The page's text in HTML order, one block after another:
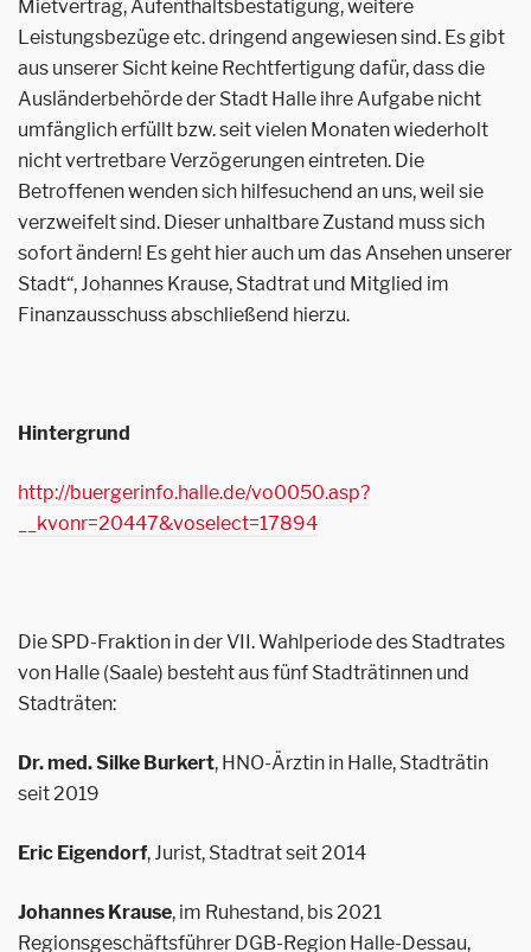
Mietvertrag, Aufenthaltsbestätigung, weitere
Leistungsbezüge etc. dringend angewiesen sind. Es gibt
aus unserer Sicht keine Rechtfertigung dafür, dass die
Ausländerbehörde der Stadt Halle ihre Aufgabe nicht
umfänglich erfüllt bzw. seit vielen Monaten wiederholt
nicht vertretbare Verzögerungen eintreten. Die
Betroffenen wenden sich hilfesuchend an uns, weil sie
verzweifelt sind. Dieser unhaltbare Zustand muss sich
sofort ändern! Es geht hier auch um das Ansehen unserer
Stadt“, Johannes Krause, Stadtrat und Mitglied im
Finanzausschuss abschließend hierzu.
Hintergrund
http://buergerinfo.halle.de/vo0050.asp?
__kvonr=20447&voselect=17894
Die SPD-Fraktion in der VII. Wahlperiode des Stadtrates
von Halle (Saale) besteht aus fünf Stadträtinnen und
Stadträten:
Dr. med. Silke Burkert, HNO-Ärztin in Halle, Stadträtin
seit 2019
Eric Eigendorf, Jurist, Stadtrat seit 2014
Johannes Krause, im Ruhestand, bis 2021
Regionsgeschäftsführer DGB-Region Halle-Dessau,